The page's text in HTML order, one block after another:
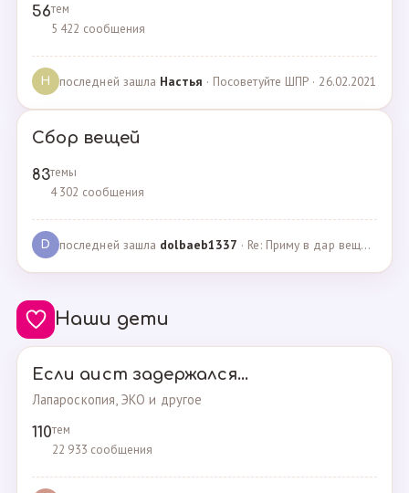
56тем
5 422 сообщения
Н последней зашла Настья · Посоветуйте ШПР · 26.02.2021
Сбор вещей
83темы
4 302 сообщения
D последней зашла dolbaeb1337 · Re: Приму в дар вещи на новорождённую девочку · 13.12.2024
Наши дети
Если аист задержался...
Лапароскопия, ЭКО и другое
110тем
22 933 сообщения